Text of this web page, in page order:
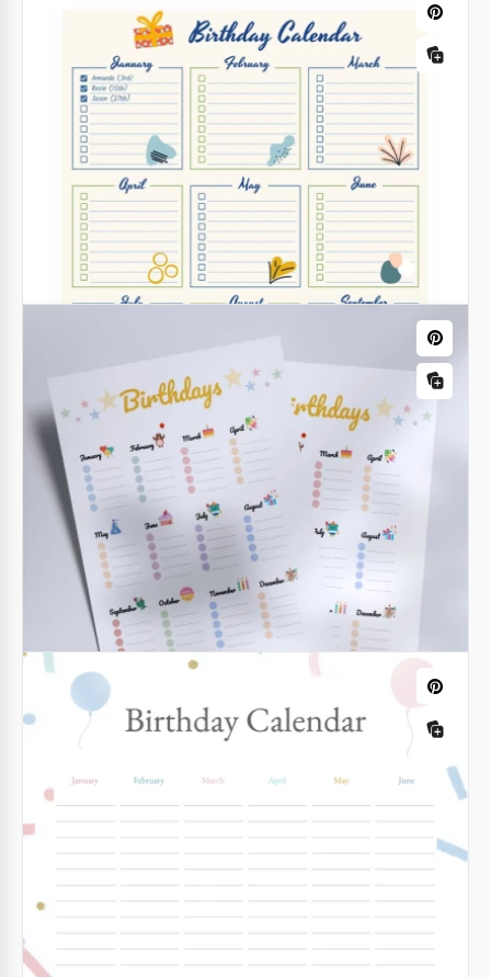
Editierbare
Geburtstagskalendervorlage - für
Familie & Freunde
Google Docs
Beiger Geburtstagskalender
besonderen Tag eines geliebten Menschen mit
unserem Beige Geburtstagskalender-Vorlage.